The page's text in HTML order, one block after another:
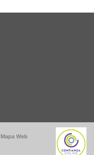
Mapa Web